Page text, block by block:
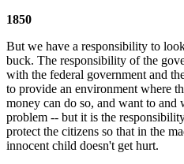
1850
But we have a responsibility to
buck. The responsibility of the
with the federal government and
to provide an environment where
money can do so, and want to
problem -- but it is the
protect the citizens so that in the
innocent child doesn't get hurt.